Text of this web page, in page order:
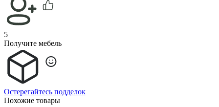
5
Получите мебель
Остерегайтесь подделок
Похожие товары